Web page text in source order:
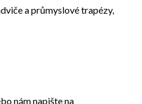
a průmyslové trapézy,
nám napište na